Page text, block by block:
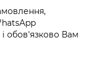
обов'язково Вам